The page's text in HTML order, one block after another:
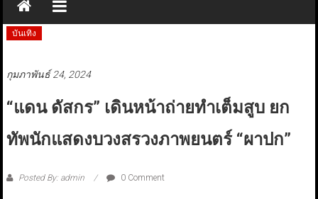
บันเทิง
กุมภาพันธ์ 24, 2024
“แดน ดัสกร” เดินหน้าถ่ายทำเต็มสูบ ยก
ทัพนักแสดงบวงสรวงภาพยนตร์ “ผาปก”
Posted By: admin 0 Comment